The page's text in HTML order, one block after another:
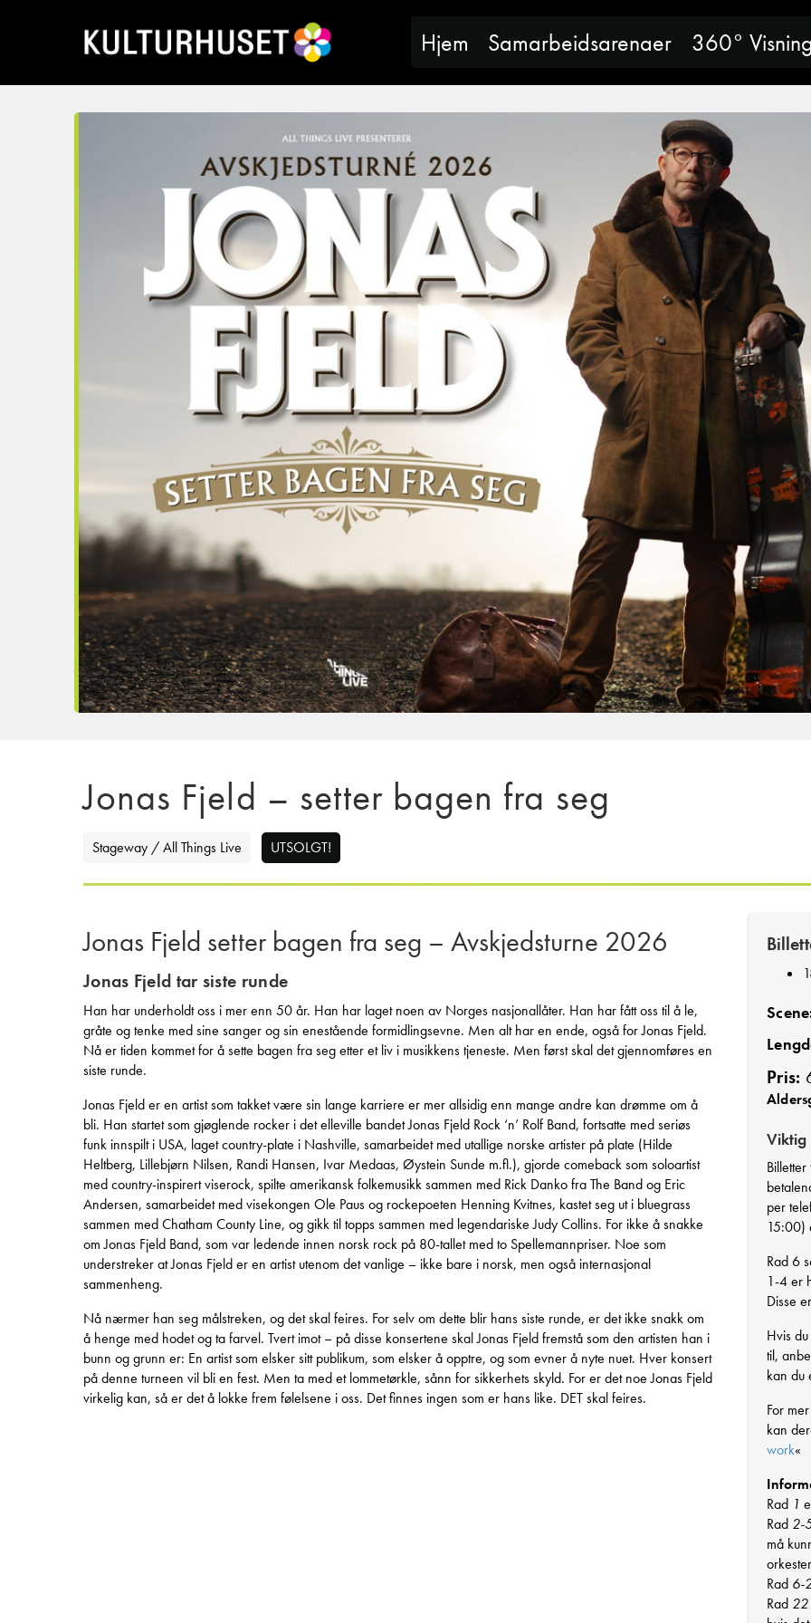
Hjem Samarbeidsarenaer 360°
Jonas Fjeld – setter bagen fra seg
Stageway / All Things Live UTSOLGT!
Jonas Fjeld setter bagen fra seg – Avskjedsturne 2026
Jonas Fjeld tar siste runde
Han har underholdt oss i mer enn 50 år. Han har laget noen av Norges nasjonallåter. Han har fått oss til å le,
gråte og tenke med sine sanger og sin enestående formidlingsevne. Men alt har en ende, også for Jonas Fjeld.
Nå er tiden kommet for å sette bagen fra seg etter et liv i musikkens tjeneste. Men først skal det gjennomføres en
siste runde.
Jonas Fjeld er en artist som takket være sin lange karriere er mer allsidig enn mange andre kan drømme om å
bli. Han startet som gjøglende rocker i det elleville bandet Jonas Fjeld Rock ‘n’ Rolf Band, fortsatte med seriøs
funk innspilt i USA, laget country-plate i Nashville, samarbeidet med utallige norske artister på plate (Hilde
Heltberg, Lillebjørn Nilsen, Randi Hansen, Ivar Medaas, Øystein Sunde m.fl.), gjorde comeback som soloartist
med country-inspirert viserock, spilte amerikansk folkemusikk sammen med Rick Danko fra The Band og Eric
Andersen, samarbeidet med visekongen Ole Paus og rockepoeten Henning Kvitnes, kastet seg ut i bluegrass
sammen med Chatham County Line, og gikk til topps sammen med legendariske Judy Collins. For ikke å snakke
om Jonas Fjeld Band, som var ledende innen norsk rock på 80-tallet med to Spellemannpriser. Noe som
understreker at Jonas Fjeld er en artist utenom det vanlige – ikke bare i norsk, men også internasjonal
sammenheng.
Nå nærmer han seg målstreken, og det skal feires. For selv om dette blir hans siste runde, er det ikke snakk om
å henge med hodet og ta farvel. Tvert imot – på disse konsertene skal Jonas Fjeld fremstå som den artisten han i
bunn og grunn er: En artist som elsker sitt publikum, som elsker å opptre, og som evner å nyte nuet. Hver konsert
på denne turneen vil bli en fest. Men ta med et lommetørkle, sånn for sikkerhets skyld. For er det noe Jonas Fjeld
virkelig kan, så er det å lokke frem følelsene i oss. Det finnes ingen som er hans like. DET skal feires.
Pris:
Viktig
per
15:00)
Rad 6
1-4 er
Disse
Hvis
til,
kan du
For
kan
work«
Rad 1
Rad 2-
må
Rad 6-
Rad 22